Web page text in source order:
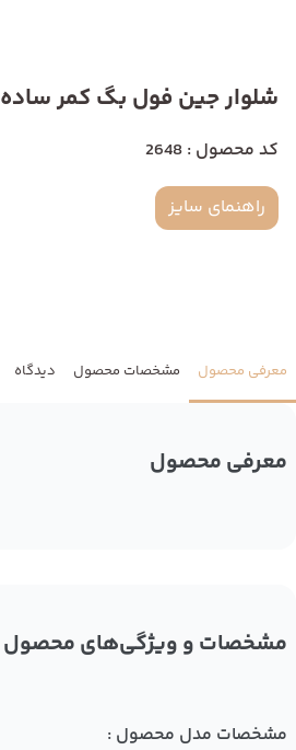
شلوار جین فول بگ کمر ساده 2648
کد محصول : 2648
راهنمای سایز
معرفی محصول مشخصات محصول دیدگاه
معرفی محصول
مشخصات و ویژگی‌های محصول
مشخصات مدل محصول :